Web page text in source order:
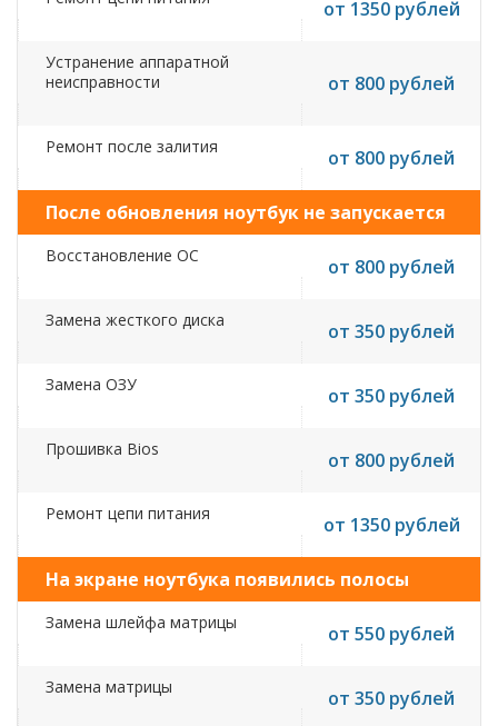
от 1350 рублей
Устранение аппаратной
неисправности
от 800 рублей
Ремонт после залития от 800 рублей
После обновления ноутбук не запускается
Восстановление ОС от 800 рублей
Замена жесткого диска от 350 рублей
Замена ОЗУ от 350 рублей
Прошивка Bios от 800 рублей
Ремонт цепи питания от 1350 рублей
На экране ноутбука появились полосы
Замена шлейфа матрицы от 550 рублей
Замена матрицы от 350 рублей